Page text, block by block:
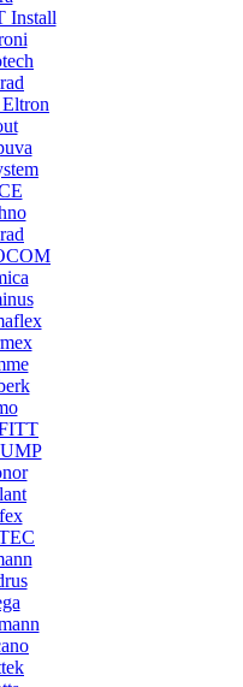
Install